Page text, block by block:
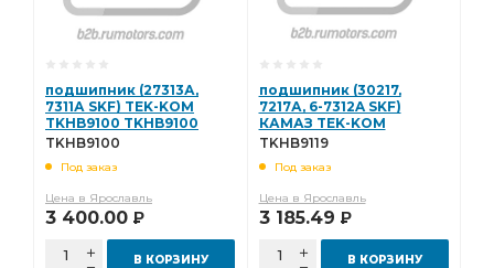
подшипник (27313А,
7311А SKF) TEK-KOM
TKHB9100 TKHB9100
TKHB9100
Под заказ
Цена в Ярославль
3 400.00 Р
В КОРЗИНУ
подшипник (30217,
7217А, 6-7312A SKF)
КАМАЗ TEK-KOM
TKHB9119 TKHB9119
TKHB9119
Под заказ
Цена в Ярославль
3 185.49 Р
В КОРЗИНУ